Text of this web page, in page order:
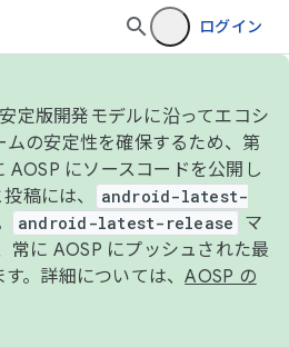
ログイン
定版開発モデルに沿ってエコシ
ムの安定性を確保するため、第
AOSP にソースコードを公開し
稿には、
android-latest-
android-latest-release
マ
常に AOSP にプッシュされた最
。詳細については、AOSP の